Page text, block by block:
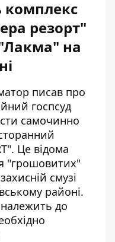
комплекс
резорт"
на
писав про
госпсуд
самочинно
. Це відома
"грошовитих"
смузі
районі.
до